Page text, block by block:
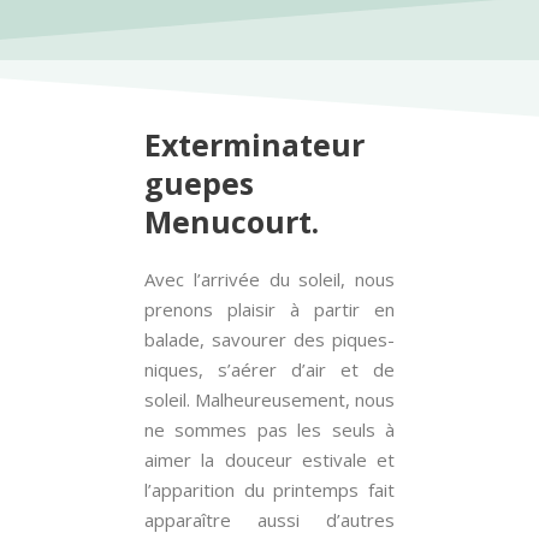
Exterminateur
guepes
Menucourt.
Avec l’arrivée du soleil, nous
prenons plaisir à partir en
balade, savourer des piques-
niques, s’aérer d’air et de
soleil. Malheureusement, nous
ne sommes pas les seuls à
aimer la douceur estivale et
l’apparition du printemps fait
apparaître aussi d’autres